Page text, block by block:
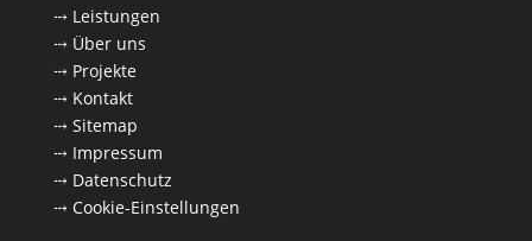
⤏ Leistungen
⤏ Über uns
⤏ Projekte
⤏ Kontakt
⤏ Sitemap
⤏ Impressum
⤏ Datenschutz
⤏ Cookie-Einstellungen